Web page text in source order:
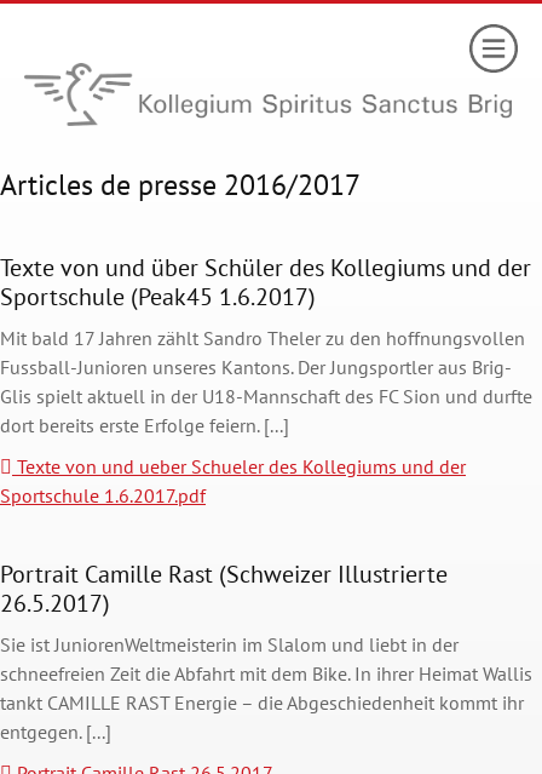
Articles de presse 2016/2017
Texte von und über Schüler des Kollegiums und der
Sportschule (Peak45 1.6.2017)
Mit bald 17 Jahren zählt Sandro Theler zu den hoffnungsvollen
Fussball-Junioren unseres Kantons. Der Jungsportler aus Brig-
Glis spielt aktuell in der U18-Mannschaft des FC Sion und durfte
dort bereits erste Erfolge feiern. [...]
Texte von und ueber Schueler des Kollegiums und der
Sportschule 1.6.2017.pdf
Portrait Camille Rast (Schweizer Illustrierte
26.5.2017)
Sie ist JuniorenWeltmeisterin im Slalom und liebt in der
schneefreien Zeit die Abfahrt mit dem Bike. In ihrer Heimat Wallis
tankt CAMILLE RAST Energie – die Abgeschiedenheit kommt ihr
entgegen. [...]